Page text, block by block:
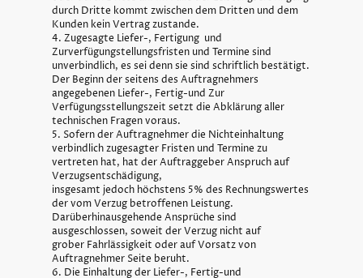
durch Dritte kommt zwischen dem Dritten und dem
Kunden kein Vertrag zustande.
4. Zugesagte Liefer-, Fertigung und
Zurverfügungstellungsfristen und Termine sind
unverbindlich, es sei denn sie sind schriftlich bestätigt.
Der Beginn der seitens des Auftragnehmers
angegebenen Liefer-, Fertig-und Zur
Verfügungsstellungszeit setzt die Abklärung aller
technischen Fragen voraus.
5. Sofern der Auftragnehmer die Nichteinhaltung
verbindlich zugesagter Fristen und Termine zu
vertreten hat, hat der Auftraggeber Anspruch auf
Verzugsentschädigung,
insgesamt jedoch höchstens 5% des Rechnungswertes
der vom Verzug betroffenen Leistung.
Darüberhinausgehende Ansprüche sind
ausgeschlossen, soweit der Verzug nicht auf
grober Fahrlässigkeit oder auf Vorsatz von
Auftragnehmer Seite beruht.
6. Die Einhaltung der Liefer-, Fertig-und